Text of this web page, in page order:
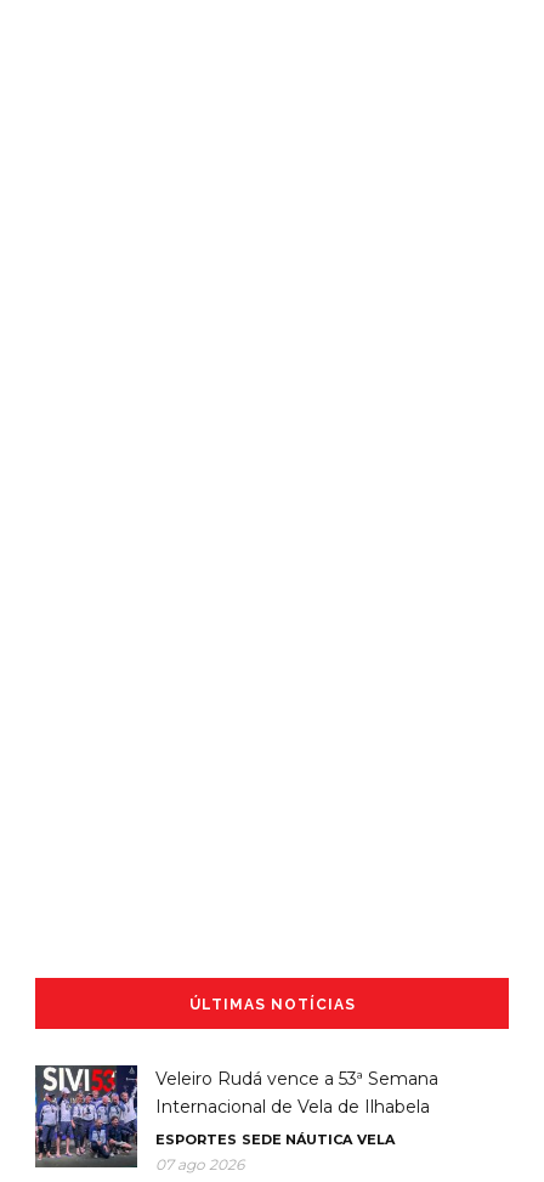
ÚLTIMAS NOTÍCIAS
Veleiro Rudá vence a 53ª Semana
Internacional de Vela de Ilhabela
ESPORTES SEDE NÁUTICA VELA
07 ago 2026